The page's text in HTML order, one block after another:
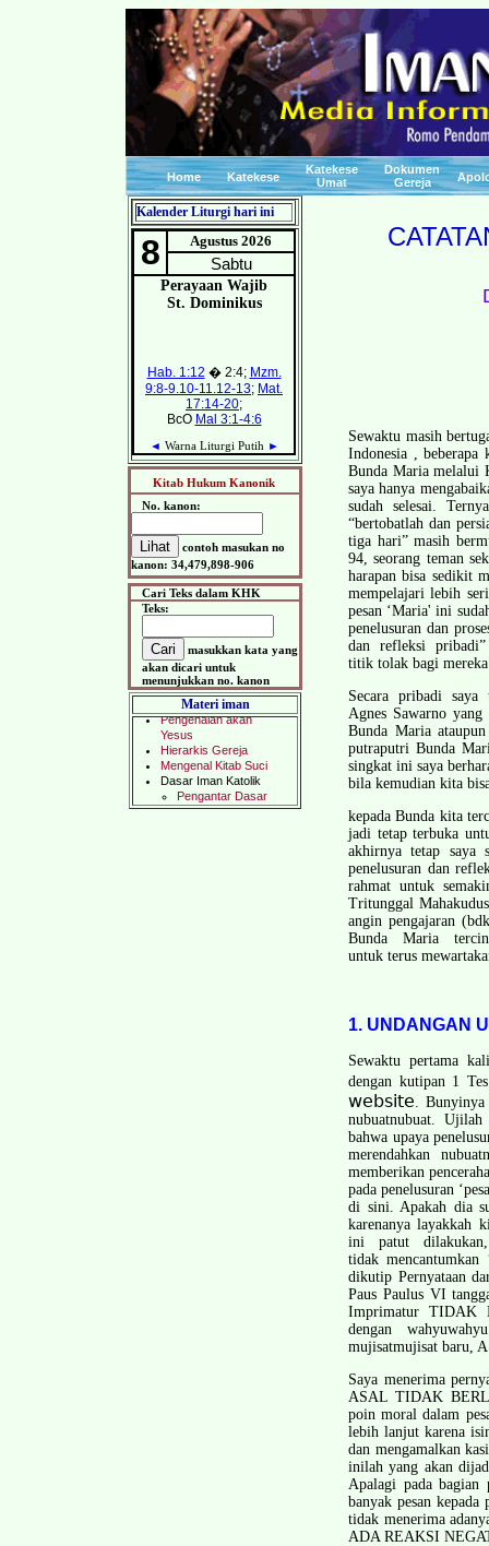
Home Katekese
Katekese
Umat
Dokumen
Gereja
Kalender Liturgi hari ini
Kitab Hukum Kanonik
No. kanon:
contoh masukan no
kanon: 34,479,898-906
Cari Teks dalam KHK
Teks:
masukkan kata yang
akan dicari untuk
menunjukkan no. kanon
Materi iman
Sewaktu masih
Indonesia , beberapa
Bunda Maria melalui
saya hanya
sudah selesai.
“bertobatlah dan
tiga hari” masih
94, seorang teman
harapan bisa sedikit
mempelajari lebih
pesan ‘Maria' ini
penelusuran dan
dan refleksi pribadi”
titik tolak bagi
Secara pribadi
Agnes Sawarno yang
Bunda Maria
putra­putri Bunda
singkat ini saya
bila kemudian kita
kepada Bunda kita
jadi tetap terbuka
akhirnya tetap saya
penelusuran dan
rahmat untuk
Tritunggal
angin pengajaran
Bunda Maria
untuk terus
1. UNDANGAN
Sewaktu pertama
dengan kutipan 1
website. Bunyinya
nubuat­nubuat. Ujilah
bahwa upaya
merendahkan
memberikan
pada penelusuran
di sini. Apakah dia
karenanya layakkah
ini patut
tidak
dikutip Pernyataan
Paus Paulus VI
Imprimatur TIDAK
dengan
mujisat­mujisat baru,
Saya menerima
ASAL TIDAK
poin moral dalam
lebih lanjut karena
dan mengamalkan
inilah yang akan
Apalagi pada bagian
banyak pesan
tidak menerima
ADA REAKSI